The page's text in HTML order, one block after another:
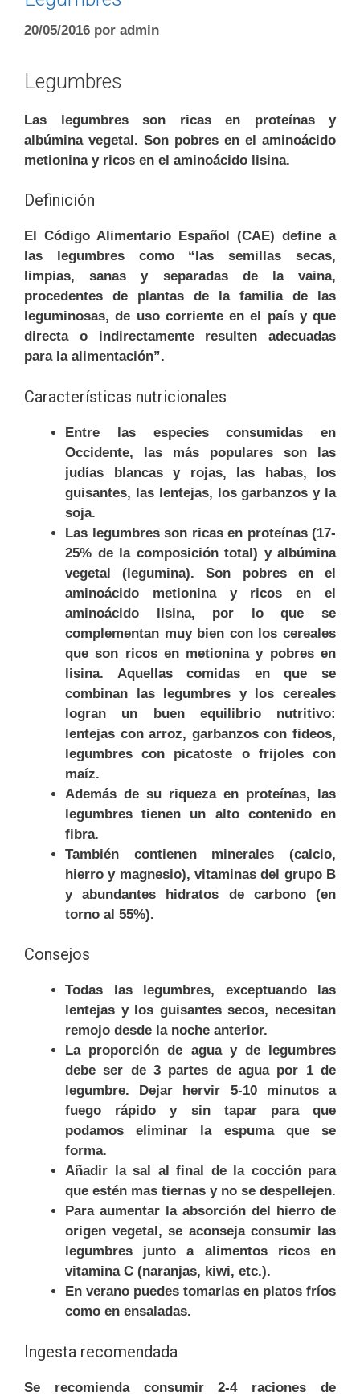
20/05/2016 por admin
Legumbres
Las legumbres son ricas en proteínas y
albúmina vegetal. Son pobres en el aminoácido
metionina y ricos en el aminoácido lisina.
Definición
El Código Alimentario Español (CAE) define a
las legumbres como “las semillas secas,
limpias, sanas y separadas de la vaina,
procedentes de plantas de la familia de las
leguminosas, de uso corriente en el país y que
directa o indirectamente resulten adecuadas
para la alimentación”.
Características nutricionales
Entre las especies consumidas en
Occidente, las más populares son las
judías blancas y rojas, las habas, los
guisantes, las lentejas, los garbanzos y la
soja.
Las legumbres son ricas en proteínas (17-
25% de la composición total) y albúmina
vegetal (legumina). Son pobres en el
aminoácido metionina y ricos en el
aminoácido lisina, por lo que se
complementan muy bien con los cereales
que son ricos en metionina y pobres en
lisina. Aquellas comidas en que se
combinan las legumbres y los cereales
logran un buen equilibrio nutritivo:
lentejas con arroz, garbanzos con fideos,
legumbres con picatoste o frijoles con
maíz.
Además de su riqueza en proteínas, las
legumbres tienen un alto contenido en
fibra.
También contienen minerales (calcio,
hierro y magnesio), vitaminas del grupo B
y abundantes hidratos de carbono (en
torno al 55%).
Consejos
Todas las legumbres, exceptuando las
lentejas y los guisantes secos, necesitan
remojo desde la noche anterior.
La proporción de agua y de legumbres
debe ser de 3 partes de agua por 1 de
legumbre. Dejar hervir 5-10 minutos a
fuego rápido y sin tapar para que
podamos eliminar la espuma que se
forma.
Añadir la sal al final de la cocción para
que estén mas tiernas y no se despellejen.
Para aumentar la absorción del hierro de
origen vegetal, se aconseja consumir las
legumbres junto a alimentos ricos en
vitamina C (naranjas, kiwi, etc.).
En verano puedes tomarlas en platos fríos
como en ensaladas.
Ingesta recomendada
Se recomienda consumir 2-4 raciones de